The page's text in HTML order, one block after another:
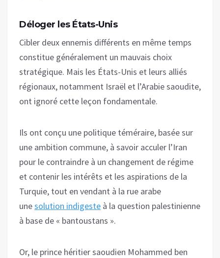
Déloger les États-Unis
Cibler deux ennemis différents en même temps
constitue généralement un mauvais choix
stratégique. Mais les États-Unis et leurs alliés
régionaux, notamment Israël et l’Arabie saoudite,
ont ignoré cette leçon fondamentale.
Ils ont conçu une politique téméraire, basée sur
une ambition commune, à savoir acculer l’Iran
pour le contraindre à un changement de régime
et contenir les intérêts et les aspirations de la
Turquie, tout en vendant à la rue arabe
unesolution indigeste à la question palestinienne
à base de « bantoustans ».
Or, le prince héritier saoudien Mohammed ben